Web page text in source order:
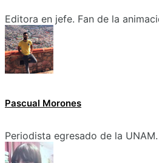
Editora en jefe. Fan de la
Pascual Morones
Periodista egresado de la